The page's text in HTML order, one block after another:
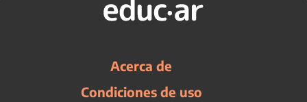
Acerca de
Condiciones de uso